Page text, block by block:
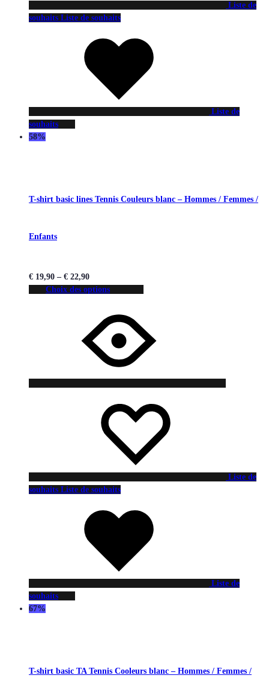
Liste de
souhaits Liste de souhaits
Liste de
souhaits
58%
T-shirt basic lines Tennis Couleurs blanc – Hommes / Femmes /
Enfants
€ 19,90 – € 22,90
Choix des options
Liste de
souhaits Liste de souhaits
Liste de
souhaits
67%
T-shirt basic TA Tennis Cooleurs blanc – Hommes / Femmes /